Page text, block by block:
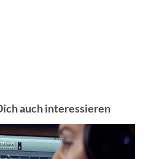
auch interessieren